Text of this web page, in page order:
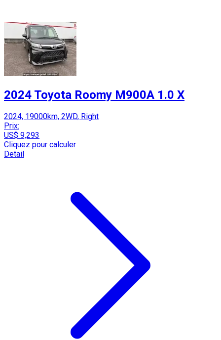
2024 Toyota Roomy M900A 1.0 X
2024, 19000km, 2WD, Right
Prix:
US$ 9,293
Cliquez pour calculer
Detail